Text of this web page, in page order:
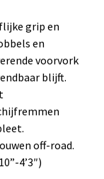
grip en
en
voorvork
blijft.
off-road.
4’3″)